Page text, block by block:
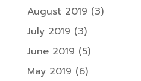
August 2019 (3)
July 2019 (3)
June 2019 (5)
May 2019 (6)